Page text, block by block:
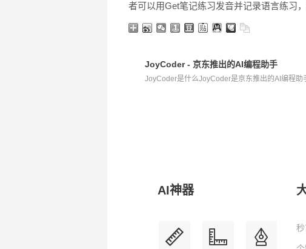
者可以用Get笔记练习发音并记录语言练习
JoyCoder - 京东推出的AI编程助手
JoyCoder是什么JoyCoder是京东推出的AI编程助
AI神器